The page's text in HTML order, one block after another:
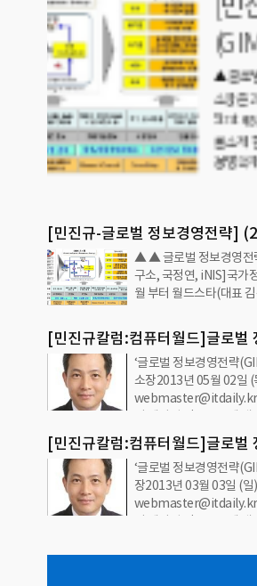
[민진규-글로벌 정보경영전략]
으로 요구되는 이유▲ ▲ 글로벌 정보경영전
구소, 국정연, iNIS]국가
월 부터 월드스타(대표
Intelligence
럼을 기고했다.다음은 민
용 중 일부를 소개한다
영전략] (1) 기업경영에
전문가들은 정보
다. 첩보는 목적성을 가
는…
[민진규칼럼:컴퓨터월드]글로
의 정보보고서 작성1[국가정보
‘글로벌 정보경영전략
소장2013년 05월 02일
webmaster@itdaily.kr
이 제기된 정보수요에
구소 소장집한 첩보를분
업의 정보부서가 정보
하기도 어렵지만 수집
의 니즈(needs)에 적합
는 정보기관이 아닌 기
[민진규칼럼:컴퓨터월드]글로
업의 정보분석 전략[국가정보전
‘글로벌 정보경영전략
장2013년 03월 03일 (
webmaster@itdaily.kr
이 제기된 정보수요에
기업의 정보부서가 정